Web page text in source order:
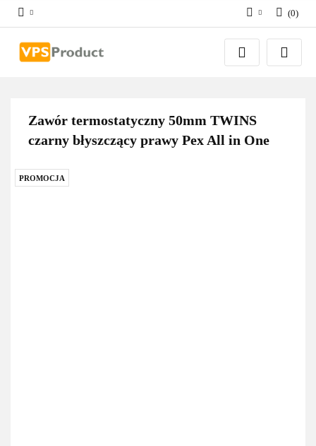
Zaloguj się
Zarejestruj się
(0)
Zawór termostatyczny 50mm TWINS
czarny błyszczący prawy Pex All in One
PROMOCJA